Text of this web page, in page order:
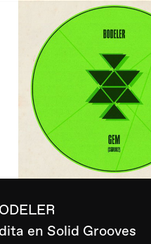
en Solid Grooves